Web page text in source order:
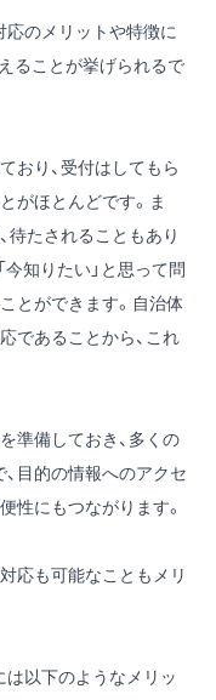
のメリットや特徴に
ることが挙げられるで
おり、受付はしてもら
がほとんどです。ま
待たされることもあり
今知りたい」と思って問
とができます。自治体
であることから、これ
準備しておき、多くの
目的の情報へのアクセ
性にもつながります。
応も可能なこともメリ
以下のようなメリッ